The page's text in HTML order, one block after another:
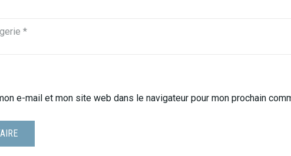
e-mail et mon site web dans le navigateur pour mon prochain